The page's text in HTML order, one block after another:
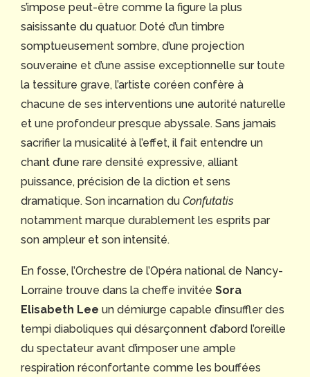
s’impose peut-être comme la figure la plus
saisissante du quatuor. Doté d’un timbre
somptueusement sombre, d’une projection
souveraine et d’une assise exceptionnelle sur toute
la tessiture grave, l’artiste coréen confère à
chacune de ses interventions une autorité naturelle
et une profondeur presque abyssale. Sans jamais
sacrifier la musicalité à l’effet, il fait entendre un
chant d’une rare densité expressive, alliant
puissance, précision de la diction et sens
dramatique. Son incarnation du Confutatis
notamment marque durablement les esprits par
son ampleur et son intensité.
En fosse, l’Orchestre de l’Opéra national de Nancy-
Lorraine trouve dans la cheffe invitée Sora
Elisabeth Lee un démiurge capable d’insuffler des
tempi diaboliques qui désarçonnent d’abord l’oreille
du spectateur avant d’imposer une ample
respiration réconfortante comme les bouffées